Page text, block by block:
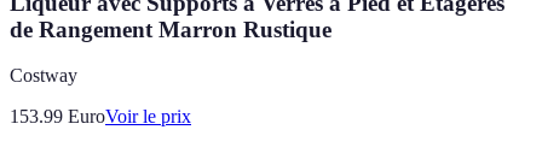
de Rangement Marron Rustique
Costway
153.99 EuroVoir le prix